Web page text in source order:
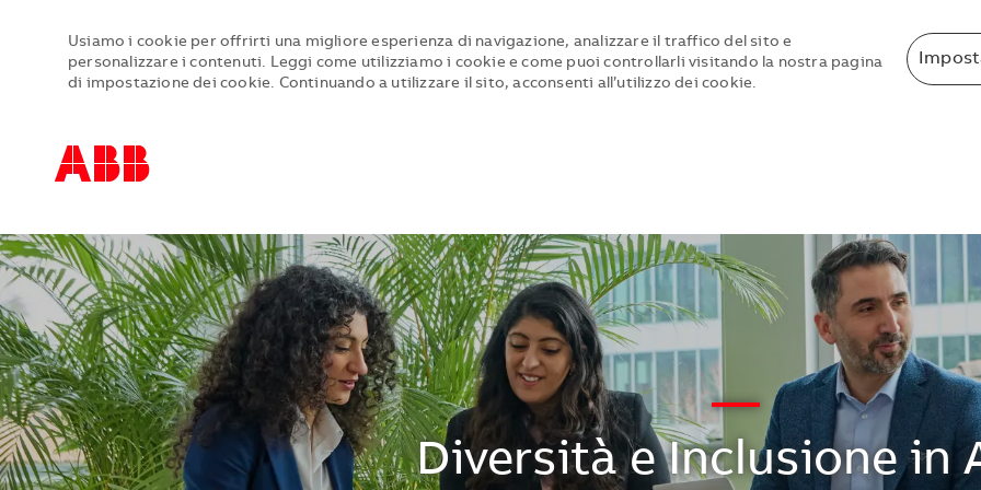
-
-
Usiamo i cookie per offrirti una migliore esperienza di navigazione, analizzare il traffico del sito e
personalizzare i contenuti. Leggi come utilizziamo i cookie e come puoi controllarli visitando la nostra pagina
di impostazione dei cookie. Continuando a utilizzare il sito, acconsenti all’utilizzo dei cookie.
—
Diversità e Inclusione in